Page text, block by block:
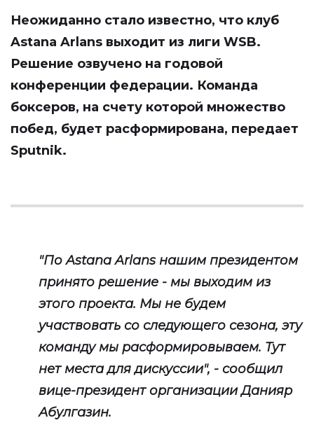
Неожиданно стало известно, что клуб
Astana Arlans выходит из лиги WSB.
Решение озвучено на годовой
конференции федерации. Команда
боксеров, на счету которой множество
побед, будет расформирована, передает
Sputnik.
"По Astana Arlans нашим президентом
принято решение - мы выходим из
этого проекта. Мы не будем
участвовать со следующего сезона, эту
команду мы расформировываем. Тут
нет места для дискуссии", - сообщил
вице-президент организации Данияр
Абулгазин.